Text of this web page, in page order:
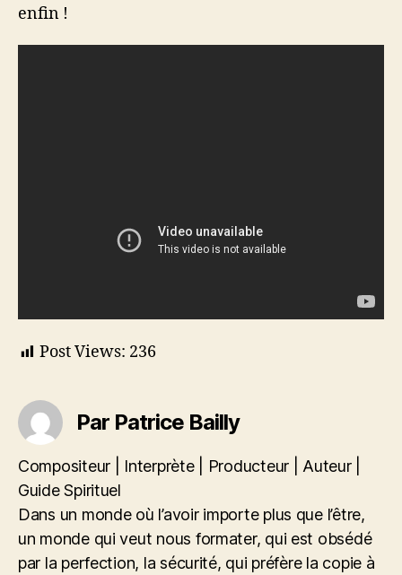
enfin !
Post Views: 236
Par Patrice Bailly
Compositeur | Interprète | Producteur | Auteur |
Guide Spirituel
Dans un monde où l’avoir importe plus que l’être,
un monde qui veut nous formater, qui est obsédé
par la perfection, la sécurité, qui préfère la copie à